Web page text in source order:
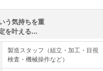
う気持ちを重
を叶える...
製造スタッフ（組立・加工・目視
検査・機械操作など）